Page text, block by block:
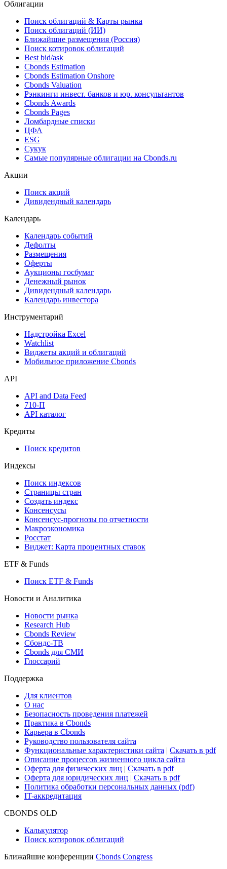
Облигации
Поиск облигаций & Карты рынка
Поиск облигаций (ИИ)
Ближайшие размещения (Россия)
Поиск котировок облигаций
Best bid/ask
Cbonds Estimation
Cbonds Estimation Onshore
Cbonds Valuation
Рэнкинги инвест. банков и юр. консультантов
Cbonds Awards
Cbonds Pages
Ломбардные списки
ЦФА
ESG
Сукук
Самые популярные облигации на Cbonds.ru
Акции
Поиск акций
Дивидендный календарь
Календарь
Календарь событий
Дефолты
Размещения
Оферты
Аукционы госбумаг
Денежный рынок
Дивидендный календарь
Календарь инвестора
Инструментарий
Надстройка Excel
Watchlist
Виджеты акций и облигаций
Мобильное приложение Cbonds
API
API and Data Feed
710-П
API каталог
Кредиты
Поиск кредитов
Индексы
Поиск индексов
Страницы стран
Создать индекс
Консенсусы
Консенсус-прогнозы по отчетности
Макроэкономика
Росстат
Виджет: Карта процентных ставок
ETF & Funds
Поиск ETF & Funds
Новости и Аналитика
Новости рынка
Research Hub
Cbonds Review
Сбондс-ТВ
Cbonds для СМИ
Глоссарий
Поддержка
Для клиентов
О нас
Безопасность проведения платежей
Практика в Cbonds
Карьера в Cbonds
Руководство пользователя сайта
Функциональные характеристики сайта | Скачать в pdf
Описание процессов жизненного цикла сайта
Оферта для физических лиц | Скачать в pdf
Оферта для юридических лиц | Скачать в pdf
Политика обработки персональных данных (pdf)
IT-аккредитация
CBONDS OLD
Калькулятор
Поиск котировок облигаций
Ближайшие конференции Cbonds Congress